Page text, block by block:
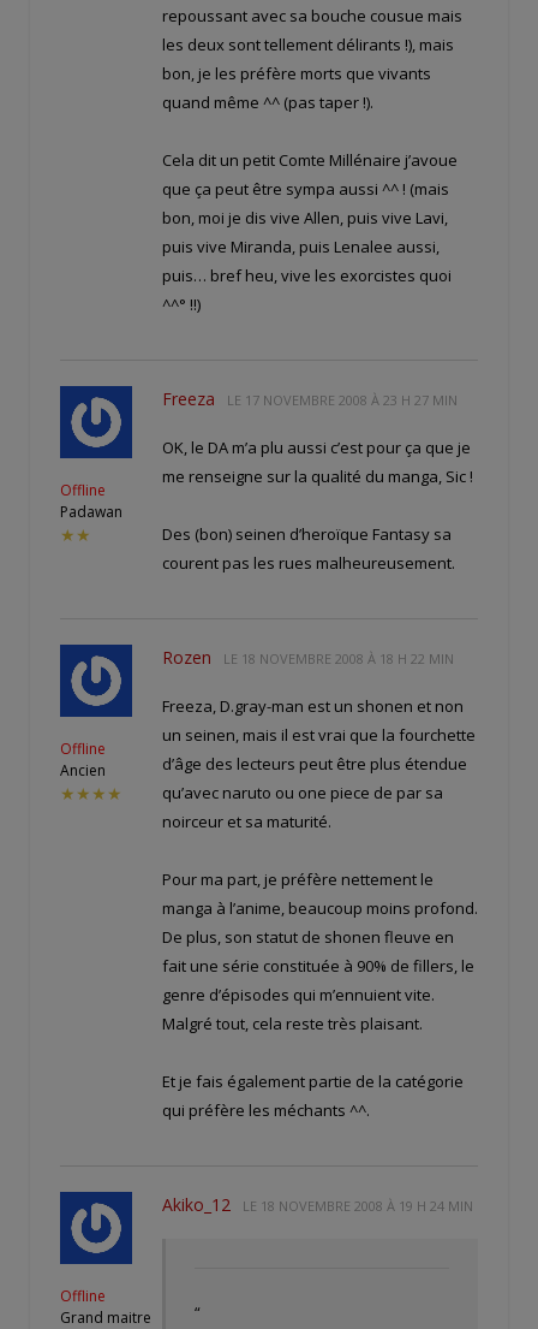
repoussant avec sa bouche cousue mais
les deux sont tellement délirants !), mais
bon, je les préfère morts que vivants
quand même ^^ (pas taper !).
Cela dit un petit Comte Millénaire j’avoue
que ça peut être sympa aussi ^^ ! (mais
bon, moi je dis vive Allen, puis vive Lavi,
puis vive Miranda, puis Lenalee aussi,
puis… bref heu, vive les exorcistes quoi
^^° !!)
Offline
Padawan
★★
Freeza LE 17 NOVEMBRE 2008 À 23 H 27 MIN
OK, le DA m’a plu aussi c’est pour ça que je
me renseigne sur la qualité du manga, Sic !
Des (bon) seinen d’heroïque Fantasy sa
courent pas les rues malheureusement.
Offline
Ancien
★★★★
Rozen LE 18 NOVEMBRE 2008 À 18 H 22 MIN
Freeza, D.gray-man est un shonen et non
un seinen, mais il est vrai que la fourchette
d’âge des lecteurs peut être plus étendue
qu’avec naruto ou one piece de par sa
noirceur et sa maturité.
Pour ma part, je préfère nettement le
manga à l’anime, beaucoup moins profond.
De plus, son statut de shonen fleuve en
fait une série constituée à 90% de fillers, le
genre d’épisodes qui m’ennuient vite.
Malgré tout, cela reste très plaisant.
Et je fais également partie de la catégorie
qui préfère les méchants ^^.
Offline
Grand maitre
Akiko_12 LE 18 NOVEMBRE 2008 À 19 H 24 MIN
“